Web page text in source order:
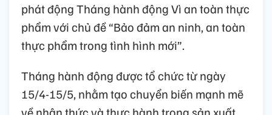
phát động Tháng hành động Vì an toàn thực
phẩm với chủ đề “Bảo đảm an ninh, an toàn
thực phẩm trong tình hình mới”.
Tháng hành động được tổ chức từ ngày
15/4-15/5, nhằm tạo chuyển biến mạnh mẽ